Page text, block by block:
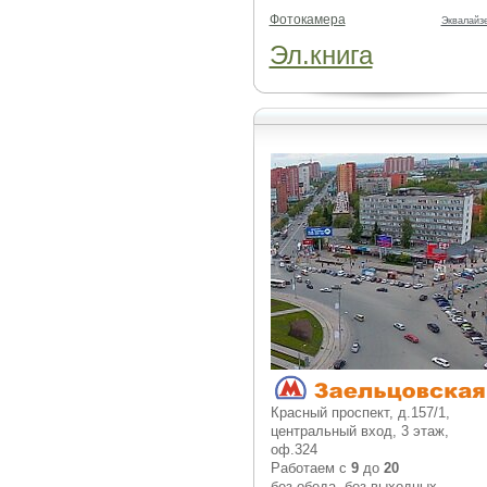
Фотокамера
Эл.книга
Красный проспект, д.157/1,
центральный вход, 3 этаж,
оф.324
Работаем с 9до 20